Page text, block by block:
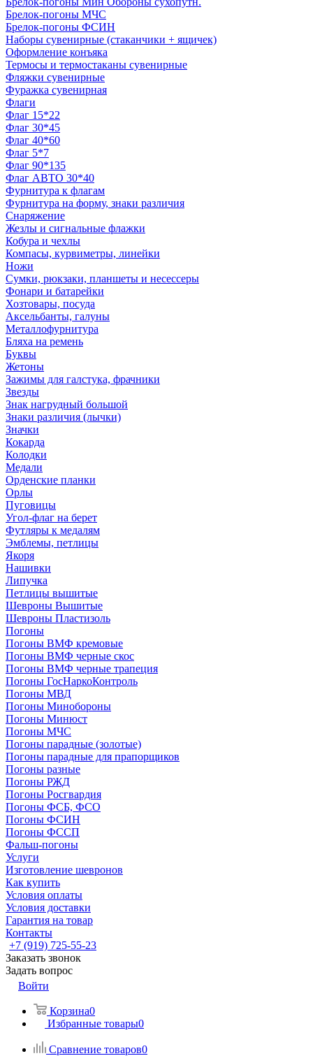
Брелок-погоны МЧС
Брелок-погоны ФСИН
Наборы сувенирные (стаканчики + ящичек)
Оформление конъяка
Термосы и термостаканы сувенирные
Фляжки сувенирные
Фуражка сувенирная
Флаги
Флаг 15*22
Флаг 30*45
Флаг 40*60
Флаг 5*7
Флаг 90*135
Флаг АВТО 30*40
Фурнитура к флагам
Фурнитура на форму, знаки различия
Снаряжение
Жезлы и сигнальные флажки
Кобура и чехлы
Компасы, курвиметры, линейки
Ножи
Сумки, рюкзаки, планшеты и несессеры
Фонари и батарейки
Хозтовары, посуда
Аксельбанты, галуны
Металлофурнитура
Бляха на ремень
Буквы
Жетоны
Зажимы для галстука, фрачники
Звезды
Знак нагрудный большой
Знаки различия (лычки)
Значки
Кокарда
Колодки
Медали
Орденские планки
Орлы
Пуговицы
Угол-флаг на берет
Футляры к медалям
Эмблемы, петлицы
Якоря
Нашивки
Липучка
Петлицы вышитые
Шевроны Вышитые
Шевроны Пластизоль
Погоны
Погоны ВМФ кремовые
Погоны ВМФ черные скос
Погоны ВМФ черные трапеция
Погоны ГосНаркоКонтроль
Погоны МВД
Погоны Минобороны
Погоны Минюст
Погоны МЧС
Погоны парадные (золотые)
Погоны парадные для прапорщиков
Погоны разные
Погоны РЖД
Погоны Росгвардия
Погоны ФСБ, ФСО
Погоны ФСИН
Погоны ФССП
Фальш-погоны
Услуги
Изготовление шевронов
Как купить
Условия оплаты
Условия доставки
Гарантия на товар
Контакты
+7 (919) 725-55-23
Заказать звонок
Задать вопрос
Войти
Корзина0
Избранные товары0
Сравнение товаров0